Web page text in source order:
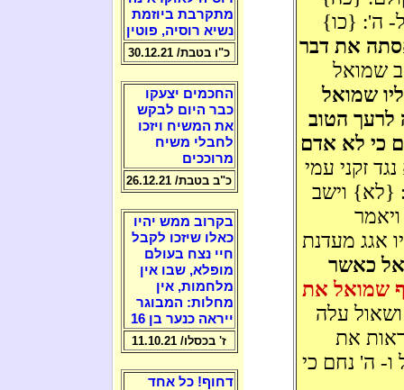
ה': {כו}
את דבר
שמואל
שמואל
לרעך הטוב
כי לא אדם
זקני עמי
{לא} וישב
אגג מעדנת
כאשר
שמואל את
עלה
את
ו- ה' נחם כי
מתקרבת ביוזמת
נשיא רוסיה, פוטין
כ"ו בטבת/ 30.12.21
החכמים יצעקו
כבר היום לבקש
את המשיח ויזכו
לחבלי משיח
מרוככים
כ"ב בטבת/ 26.12.21
בקרוב ממש יהיו
כאלו שיזכו לקבל
חיי נצח בעולם
מופלא, שבו אין
מלחמות, אין
מחלות: המבוגר
ייראה כנער בן 16
ז' בכסלו/ 11.10.21
דחוף! כל אחד